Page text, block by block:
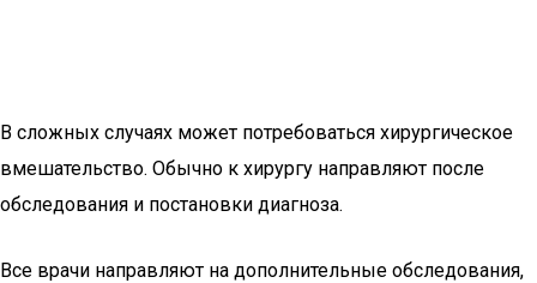
В сложных случаях может потребоваться хирургическое
вмешательство. Обычно к хирургу направляют после
обследования и постановки диагноза.
Все врачи направляют на дополнительные обследования,